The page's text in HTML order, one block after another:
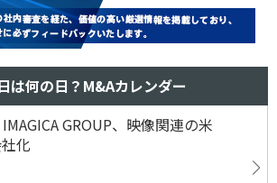
は何の日？M&Aカレンダー
GROUP、映像関連の米
化